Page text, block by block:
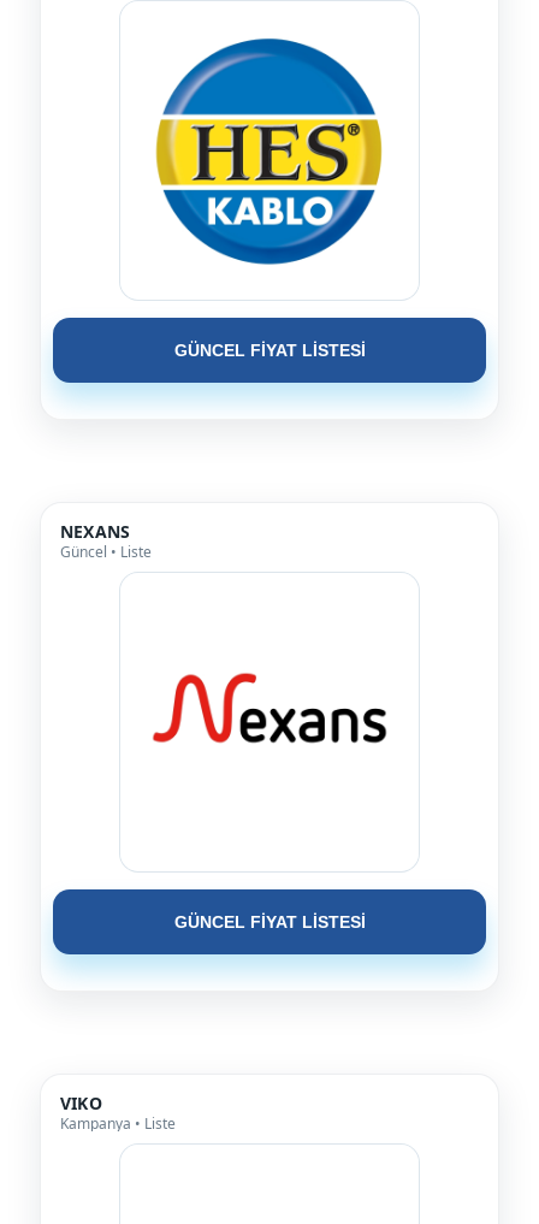
GÜNCEL FİYAT LİSTESİ
NEXANS
Güncel • Liste
GÜNCEL FİYAT LİSTESİ
VIKO
Kampanya • Liste